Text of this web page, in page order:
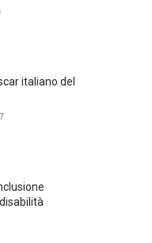
italiano del